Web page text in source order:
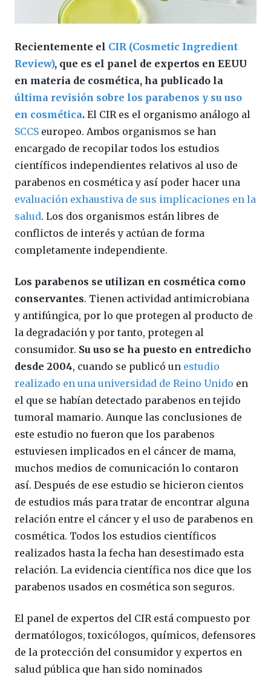
Recientemente el CIR (Cosmetic Ingredient
Review), que es el panel de expertos en EEUU
en materia de cosmética, ha publicado la
última revisión sobre los parabenos y su uso
en cosmética. El CIR es el organismo análogo al
SCCS europeo. Ambos organismos se han
encargado de recopilar todos los estudios
científicos independientes relativos al uso de
parabenos en cosmética y así poder hacer una
evaluación exhaustiva de sus implicaciones en la
salud. Los dos organismos están libres de
conflictos de interés y actúan de forma
completamente independiente.
Los parabenos se utilizan en cosmética como
conservantes. Tienen actividad antimicrobiana
y antifúngica, por lo que protegen al producto de
la degradación y por tanto, protegen al
consumidor. Su uso se ha puesto en entredicho
desde 2004, cuando se publicó un estudio
realizado en una universidad de Reino Unido en
el que se habían detectado parabenos en tejido
tumoral mamario. Aunque las conclusiones de
este estudio no fueron que los parabenos
estuviesen implicados en el cáncer de mama,
muchos medios de comunicación lo contaron
así. Después de ese estudio se hicieron cientos
de estudios más para tratar de encontrar alguna
relación entre el cáncer y el uso de parabenos en
cosmética. Todos los estudios científicos
realizados hasta la fecha han desestimado esta
relación. La evidencia científica nos dice que los
parabenos usados en cosmética son seguros.
El panel de expertos del CIR está compuesto por
dermatólogos, toxicólogos, químicos, defensores
de la protección del consumidor y expertos en
salud pública que han sido nominados